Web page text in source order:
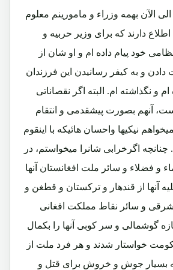
الی الآن بهمه وزراء و مامورینم معلوم
اطلاع دارند که برای وزیر حربیه و
خود پیام داده ام و او شان از
و به کیفر رسانیدن این فرزندان
و نگذاشته ام. البته اگر نقصاناتی
آنهم بصورت پیشقدمی و انتقام
نیکیها واحسان هائیکه با اینقوم
اگرخرابی شانرا میخواستم، در
و فضلاء و سائر ملت افغانستان آنها
آنها از قندهار و ترکستان و قطغن و
و سائر نقاط مملکت افغانی
گوشمالی و سر کوبی آنها را بکمال
خواستار شدند و هر فرد ملت از
بسیار جوش و خروش برای قتل و